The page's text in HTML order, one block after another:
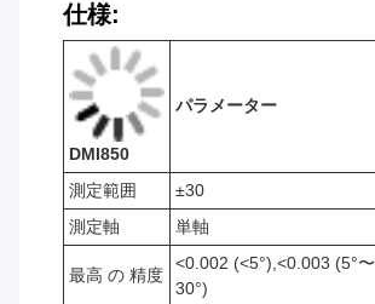
仕様:
DMI850
パラメーター
測定範囲 ±30
測定軸
単軸
最高 の 精度
<0.002 (<5°),<0.003 (5°〜
30°)